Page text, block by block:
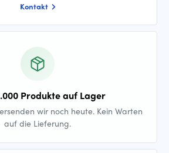
Kontakt
Produkte auf Lager
wir noch heute. Kein Warten
auf die Lieferung.